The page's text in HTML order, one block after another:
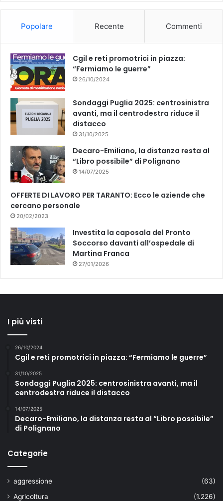
k
Popolare Recente Commenti
Cgil e reti promotrici in piazza:
“Fermiamo le guerre”
26/10/2024
Sondaggi Puglia 2025: centrosinistra
avanti, ma il centrodestra riduce il
distacco
31/10/2025
Decaro-Emiliano, la distanza resta al
“Libro possibile” di Polignano
14/07/2025
OFFERTE DI LAVORO PER TARANTO: Ecco le aziende che
cercano personale
20/02/2023
Investita la caposala del Pronto
Soccorso davanti all’ospedale di
Martina Franca
27/01/2026
I più visti
26/10/2024
Cgil e reti promotrici in piazza: “Fermiamo le guerre”
31/10/2025
Sondaggi Puglia 2025: centrosinistra avanti, ma il
centrodestra riduce il distacco
14/07/2025
Decaro-Emiliano, la distanza resta al “Libro possibile”
di Polignano
Categorie
aggressione
(63)
Agricoltura
(1.226)